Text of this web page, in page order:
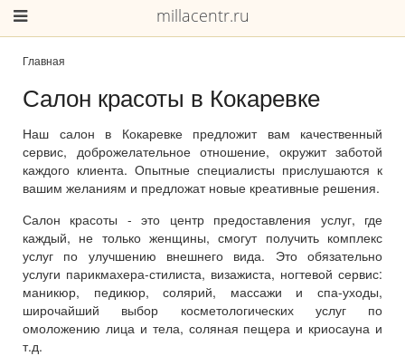
millacentr.ru
Главная
Салон красоты в Кокаревке
Наш салон в Кокаревке предложит вам качественный
сервис, доброжелательное отношение, окружит заботой
каждого клиента. Опытные специалисты прислушаются к
вашим желаниям и предложат новые креативные решения.
Салон красоты - это центр предоставления услуг, где
каждый, не только женщины, смогут получить комплекс
услуг по улучшению внешнего вида. Это обязательно
услуги парикмахера-стилиста, визажиста, ногтевой сервис:
маникюр, педикюр, солярий, массажи и спа-уходы,
широчайший выбор косметологических услуг по
омоложению лица и тела, соляная пещера и криосауна и
т.д.